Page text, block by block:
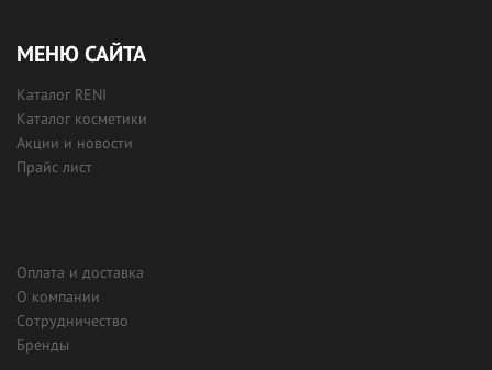
МЕНЮ САЙТА
Каталог RENI
Каталог косметики
Акции и новости
Прайс лист
Оплата и доставка
О компании
Сотрудничество
Бренды